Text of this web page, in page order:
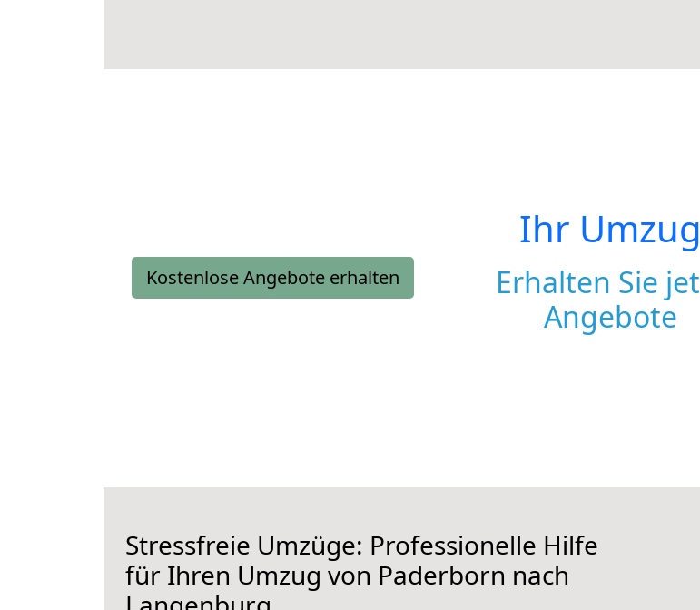
Kostenlose Angebote erhalten
Ihr Umzug
Erhalten Sie
Angebote
Stressfreie Umzüge: Professionelle Hilfe
für Ihren Umzug von Paderborn nach